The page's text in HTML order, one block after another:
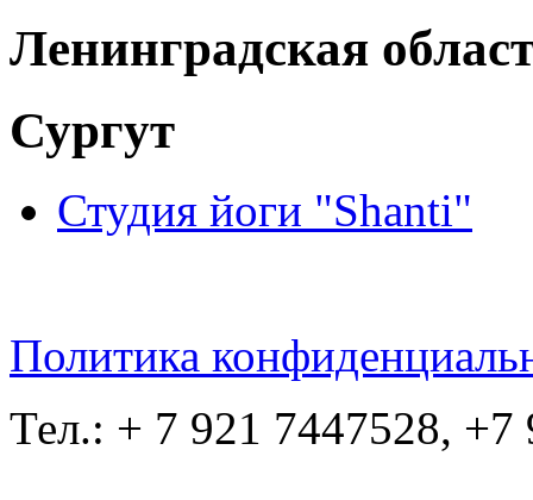
Ленинградская
Сургут
Студия йоги "Shanti"
Политика
Тел.: + 7 921 7447528, +7